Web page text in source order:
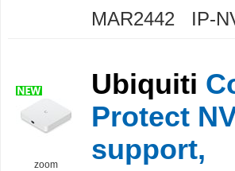
MAR2442 IP-
zoom
Ubiquiti
Protect
support,